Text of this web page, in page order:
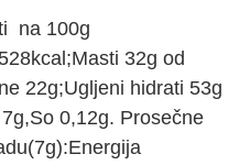
na 100g
32g od
22g;Ugljeni hidrati 53g
0,12g. Prosečne